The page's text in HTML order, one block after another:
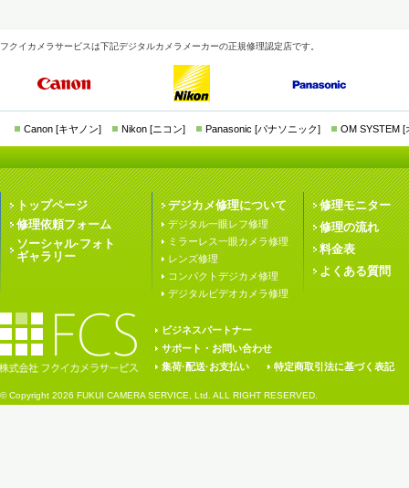
フクイカメラサービスは下記デジタルカメラメーカーの正規修理認定店です。
Canon [キヤノン] Nikon [ニコン] Panasonic [パナソニック] OM SYSTEM [
トップページ
修理依頼フォーム
ソーシャル·フォト
ギャラリー
デジカメ修理について
デジタル一眼レフ修理
ミラーレス一眼カメラ修理
レンズ修理
コンパクトデジカメ修理
デジタルビデオカメラ修理
修理モニター
修理の流れ
料金表
よくある質問
ビジネスパートナー
サポート・お問い合わせ
集荷·配送·お支払い
特定商取引法に基づく表記
© Copyright 2026 FUKUI CAMERA SERVICE, Ltd. ALL RIGHT RESERVED.